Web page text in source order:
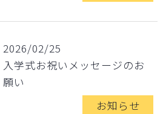
2026/02/25
入学式お祝いメッセージのお
願い
お知らせ